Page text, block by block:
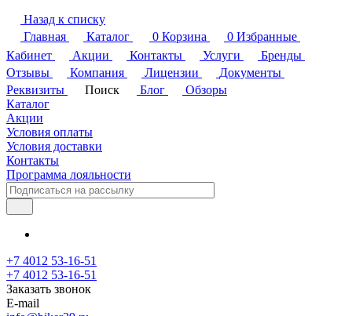
Назад к списку
Главная
Каталог 0 Корзина 0 Избранные
Кабинет
Акции Контакты Услуги
Бренды
Отзывы
Компания Лицензии
Документы
Реквизиты
Поиск Блог
Обзоры
Каталог
Акции
Условия оплаты
Условия доставки
Контакты
Программа лояльности
+7 4012 53-16-51
+7 4012 53-16-51
Заказать звонок
E-mail